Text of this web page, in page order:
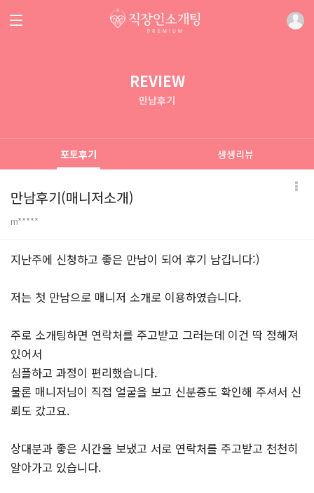
REVIEW
만남후기
포토후기 생생리뷰
만남후기(매니저소개)
m*****
본문
지난주에 신청하고 좋은 만남이 되어 후기 남깁니다:)
저는 첫 만남으로 매니저 소개로 이용하였습니다.
주로 소개팅하면 연락처를 주고받고 그러는데 이건 딱 정해져
있어서
심플하고 과정이 편리했습니다.
물론 매니저님이 직접 얼굴을 보고 신분증도 확인해 주셔서 신
뢰도 갔고요.
상대분과 좋은 시간을 보냈고 서로 연락처를 주고받고 천천히
알아가고 있습니다.